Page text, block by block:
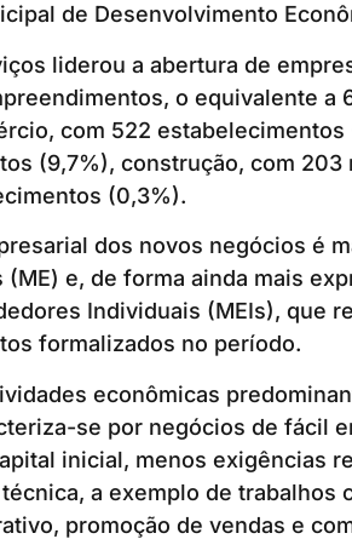
de Desenvolvimento
liderou a abertura de
o equivalente a
com 522 estabelecimentos
(9,7%), construção, com
(0,3%).
dos novos negócios é
(ME) e, de forma ainda mais
Individuais (MEIs), que
formalizados no período.
econômicas
se por negócios de fácil
inicial, menos exigências
a exemplo de trabalhos
promoção de vendas e